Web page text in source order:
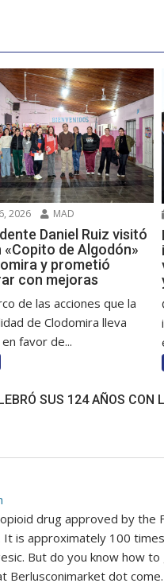
2026 MAD
Daniel Ruiz visitó
«Copito de Algodón»
y prometió
con mejoras
de las acciones que la
de Clodomira lleva
favor de...
SUS 124 AÑOS CON
drug approved by the
It is approximately 100
But do you know how to
dot